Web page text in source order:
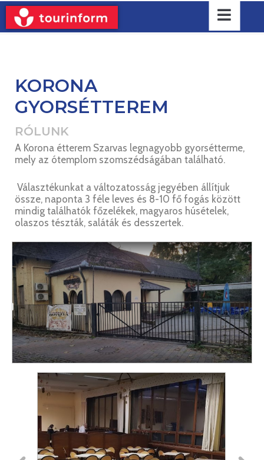
KORONA
GYORSÉTTEREM
RÓLUNK
A Korona étterem Szarvas legnagyobb gyorsétterme,
mely az ótemplom szomszédságában található.
Választékunkat a változatosság jegyében állítjuk
össze, naponta 3 féle leves és 8-10 fő fogás között
mindig találhatók főzelékek, magyaros húsételek,
olaszos tészták, saláták és desszertek.